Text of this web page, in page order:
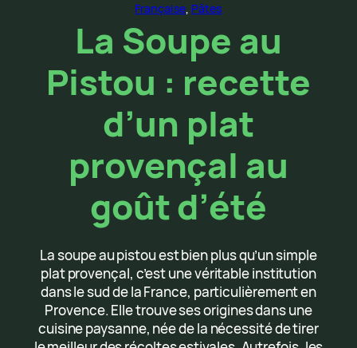
Française, Pâtes
La Soupe au
Pistou : recette
d’un plat
provençal au
goût d’été
La soupe au pistou est bien plus qu’un simple
plat provençal, c’est une véritable institution
dans le sud de la France, particulièrement en
Provence. Elle trouve ses origines dans une
cuisine paysanne, née de la nécessité de tirer